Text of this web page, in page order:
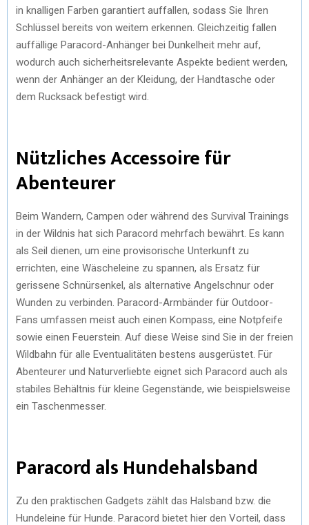
in knalligen Farben garantiert auffallen, sodass Sie Ihren
Schlüssel bereits von weitem erkennen. Gleichzeitig fallen
auffällige Paracord-Anhänger bei Dunkelheit mehr auf,
wodurch auch sicherheitsrelevante Aspekte bedient werden,
wenn der Anhänger an der Kleidung, der Handtasche oder
dem Rucksack befestigt wird.
Nützliches Accessoire für
Abenteurer
Beim Wandern, Campen oder während des Survival Trainings
in der Wildnis hat sich Paracord mehrfach bewährt. Es kann
als Seil dienen, um eine provisorische Unterkunft zu
errichten, eine Wäscheleine zu spannen, als Ersatz für
gerissene Schnürsenkel, als alternative Angelschnur oder
Wunden zu verbinden. Paracord-Armbänder für Outdoor-
Fans umfassen meist auch einen Kompass, eine Notpfeife
sowie einen Feuerstein. Auf diese Weise sind Sie in der freien
Wildbahn für alle Eventualitäten bestens ausgerüstet. Für
Abenteurer und Naturverliebte eignet sich Paracord auch als
stabiles Behältnis für kleine Gegenstände, wie beispielsweise
ein Taschenmesser.
Paracord als Hundehalsband
Zu den praktischen Gadgets zählt das Halsband bzw. die
Hundeleine für Hunde. Paracord bietet hier den Vorteil, dass